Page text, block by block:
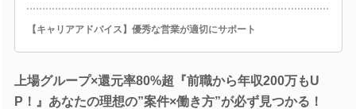
【キャリアアドバイス】優秀な営業が適切にサポート
上場グループ×還元率80%超『前職から年収200万もU
P！』あなたの理想の”案件×働き方”が必ず見つかる！